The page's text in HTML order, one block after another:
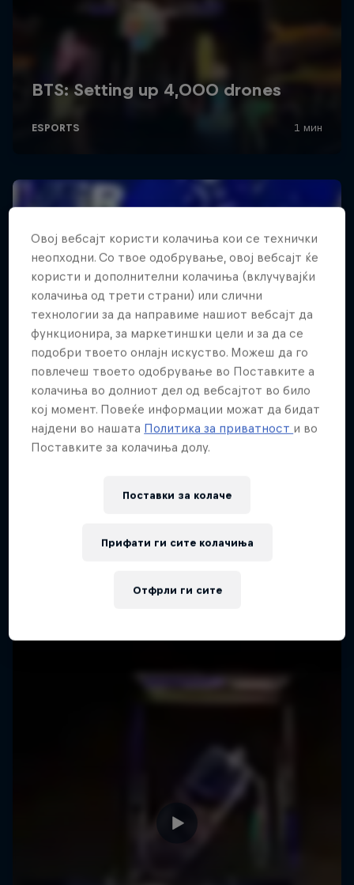
Овој вебсајт користи колачиња кои се технички
неопходни. Со твое одобрување, овој вебсајт ќе
користи и дополнителни колачиња (вклучувајќи
колачиња од трети страни) или слични
технологии за да направиме нашиот вебсајт да
функционира, за маркетиншки цели и за да се
подобри твоето онлајн искуство. Можеш да го
повлечеш твоето одобрување во Поставките а
колачиња во долниот дел од вебсајтот во било
кој момент. Повеќе информации можат да бидат
најдени во нашата Политика за приватност и во
Поставките за колачиња долу.
Поставки за колачe
Отфрли ги сите
Прифати ги сите колачиња